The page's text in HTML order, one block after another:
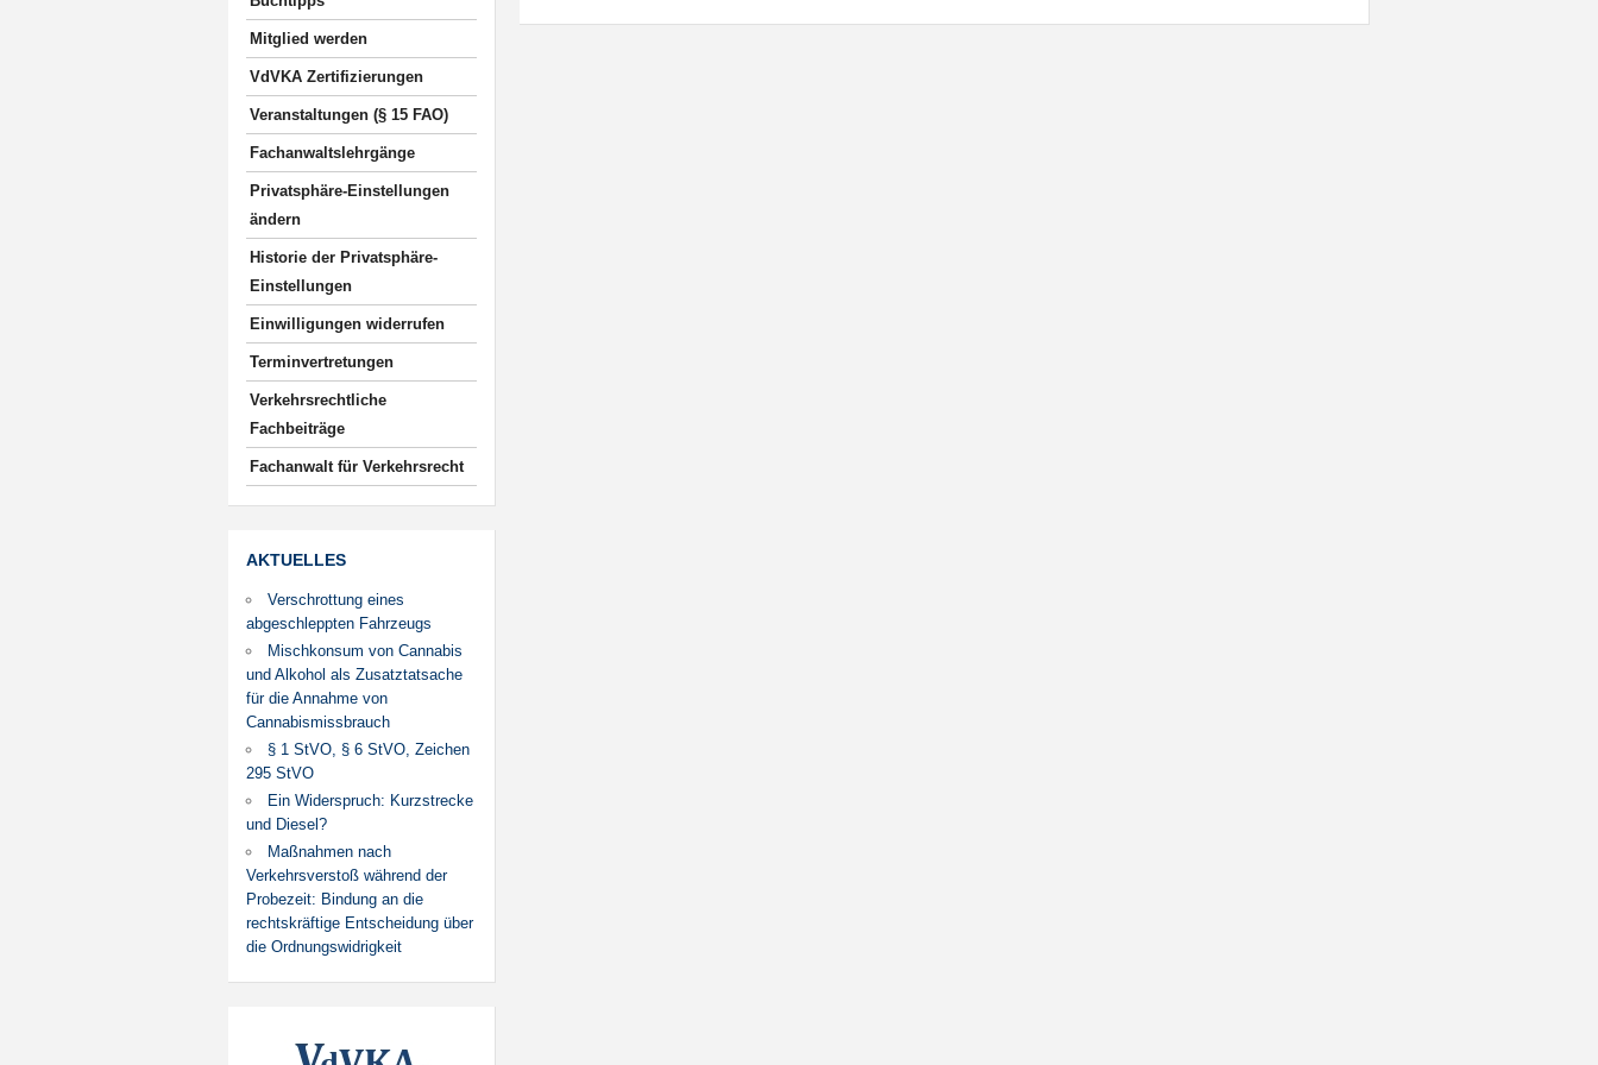
Mitglied werden
VdVKA Zertifizierungen
Veranstaltungen (§ 15 FAO)
Fachanwaltslehrgänge
Privatsphäre-Einstellungen
ändern
Historie der Privatsphäre-
Einstellungen
Einwilligungen widerrufen
Terminvertretungen
Verkehrsrechtliche
Fachbeiträge
Fachanwalt für Verkehrsrecht
AKTUELLES
Verschrottung eines
abgeschleppten Fahrzeugs
Mischkonsum von Cannabis
und Alkohol als Zusatztatsache
für die Annahme von
Cannabismissbrauch
§ 1 StVO, § 6 StVO, Zeichen
295 StVO
Ein Widerspruch: Kurzstrecke
und Diesel?
Maßnahmen nach
Verkehrsverstoß während der
Probezeit: Bindung an die
rechtskräftige Entscheidung über
die Ordnungswidrigkeit